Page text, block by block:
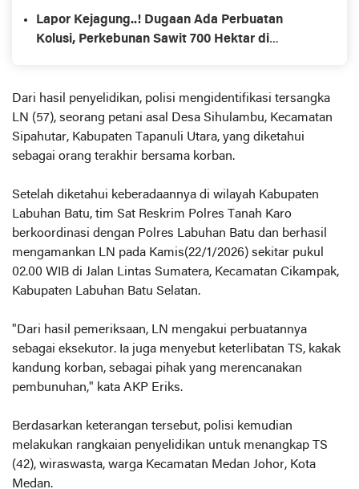
Lapor Kejagung..! Dugaan Ada Perbuatan
Kolusi, Perkebunan Sawit 700 Hektar di
Dari hasil penyelidikan, polisi mengidentifikasi tersangka
LN (57), seorang petani asal Desa Sihulambu, Kecamatan
Sipahutar, Kabupaten Tapanuli Utara, yang diketahui
sebagai orang terakhir bersama korban.
Setelah diketahui keberadaannya di wilayah Kabupaten
Labuhan Batu, tim Sat Reskrim Polres Tanah Karo
berkoordinasi dengan Polres Labuhan Batu dan berhasil
mengamankan LN pada Kamis(22/1/2026) sekitar pukul
02.00 WIB di Jalan Lintas Sumatera, Kecamatan Cikampak,
Kabupaten Labuhan Batu Selatan.
"Dari hasil pemeriksaan, LN mengakui perbuatannya
sebagai eksekutor. Ia juga menyebut keterlibatan TS, kakak
kandung korban, sebagai pihak yang merencanakan
pembunuhan," kata AKP Eriks.
Berdasarkan keterangan tersebut, polisi kemudian
melakukan rangkaian penyelidikan untuk menangkap TS
(42), wiraswasta, warga Kecamatan Medan Johor, Kota
Medan.